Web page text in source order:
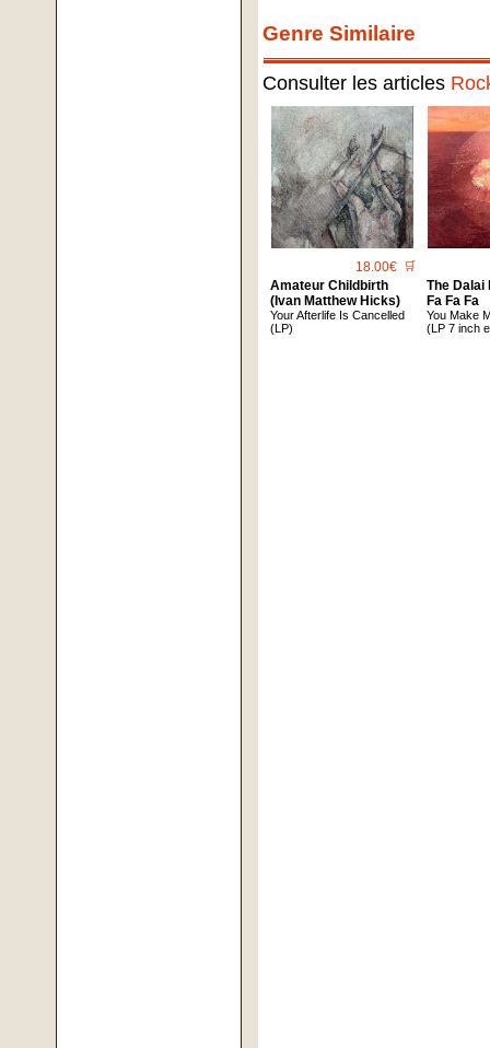
Genre Similaire
Consulter les articles
18.00€ 🛒
Amateur Childbirth
(Ivan Matthew Hicks)
Your Afterlife Is Cancelled
(LP)
The Dalai
Fa Fa Fa
You Make
(LP 7 inch